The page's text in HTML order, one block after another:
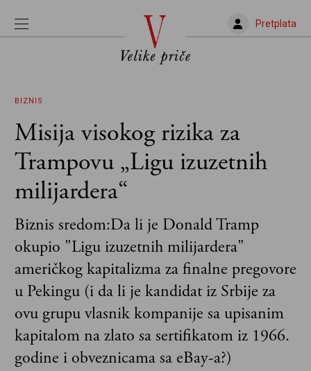
Pretplata
BIZNIS
Misija visokog rizika za
Trampovu „Ligu izuzetnih
milijardera“
Biznis sredom:Da li je Donald Tramp
okupio "Ligu izuzetnih milijardera"
američkog kapitalizma za finalne pregovore
u Pekingu (i da li je kandidat iz Srbije za
ovu grupu vlasnik kompanije sa upisanim
kapitalom na zlato sa sertifikatom iz 1966.
godine i obveznicama sa eBay-a?)